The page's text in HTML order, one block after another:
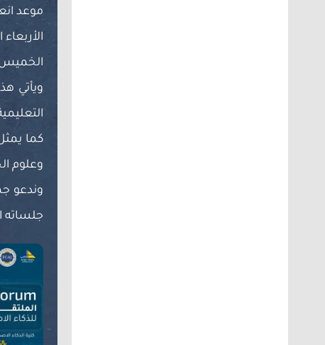
موعد
الأربعاء الموافق 22
الخميس الموافق 23
ويأتي
كما
وعلوم
وندعو
جلساته